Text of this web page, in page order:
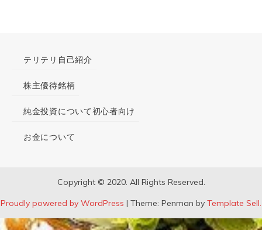
テリテリ自己紹介
株主優待銘柄
純金投資について初心者向け
お金について
Copyright © 2020. All Rights Reserved.
Proudly powered by WordPress | Theme: Penman by Template Sell.